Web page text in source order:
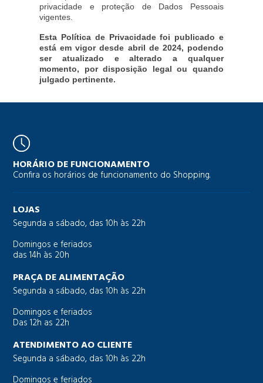
privacidade e proteção de Dados Pessoais
vigentes.
Esta Política de Privacidade foi publicado e
está em vigor desde abril de 2024, podendo
ser atualizado e alterado a qualquer
momento, por disposição legal ou quando
julgado pertinente.
HORÁRIO DE FUNCIONAMENTO
Confira os horários de funcionamento do Shopping.
LOJAS
Segunda a sábado, das 10h às 22h
Domingos e feriados
das 14h às 20h
PRAÇA DE ALIMENTAÇÃO
Segunda a sábado, das 10h às 22h
Domingos e feriados
Das 12h as 22h
ATENDIMENTO AO CLIENTE
Segunda a sábado, das 10h às 22h
Domingos e feriados